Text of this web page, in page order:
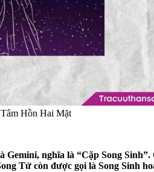
Hồn Hai Mặt
nghĩa là “Cặp Song
Tử còn được gọi là Song Sinh